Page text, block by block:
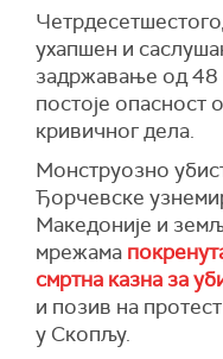
ухапшен и
задржавање од 48
постоје опасност
кривичног дела.
Монструозно
Ђорчевске
Македоније и
мрежама
смртна казна за
и позив на
у Скопљу.